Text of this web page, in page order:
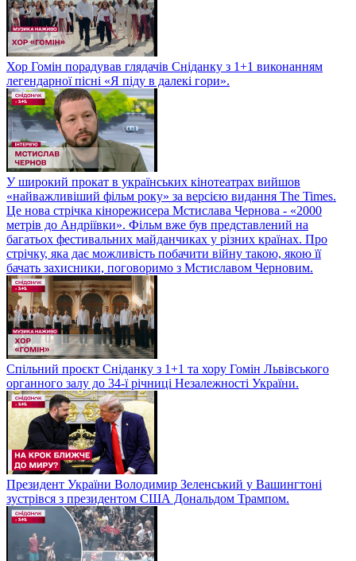
Хор Гомін порадував глядачів Сніданку з 1+1 виконанням
легендарної пісні «Я піду в далекі гори».
У широкий прокат в українських кінотеатрах вийшов
«найважливіший фільм року» за версією видання The Times.
Це нова стрічка кінорежисера Мстислава Чернова - «2000
метрів до Андріївки». Фільм вже був представлений на
багатьох фестивальних майданчиках у різних країнах. Про
стрічку, яка дає можливість побачити війну такою, якою її
бачать захисники, поговоримо з Мстиславом Черновим.
Спільний проєкт Сніданку з 1+1 та хору Гомін Львівського
органного залу до 34-ї річниці Незалежності України.
Президент України Володимир Зеленський у Вашингтоні
зустрівся з президентом США Дональдом Трампом.